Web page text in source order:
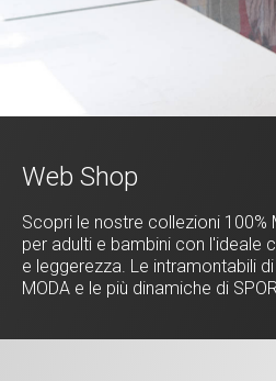
Web Shop
Scopri le nostre collezioni 100%
per adulti e bambini con l'ideale
e leggerezza. Le intramontabili
MODA e le più dinamiche di